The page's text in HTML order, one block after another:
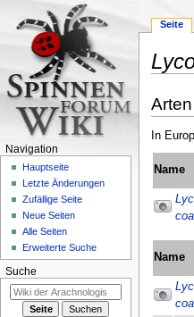
springen
Suche
springen
In
Name
Name
Seite
Navigation
Hauptseite
Letzte Änderungen
Zufällige Seite
Neue Seiten
Alle Seiten
Erweiterte Suche
Suche